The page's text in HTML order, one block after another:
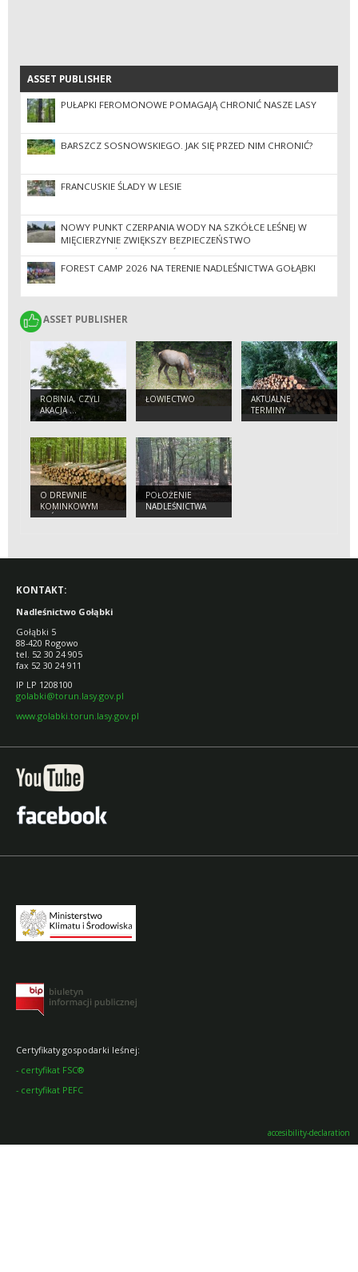
ASSET PUBLISHER
ASSET PUBLISHER
PUŁAPKI FEROMONOWE POMAGAJĄ CHRONIĆ NASZE LASY
BARSZCZ SOSNOWSKIEGO. JAK SIĘ PRZED NIM CHRONIĆ?
FRANCUSKIE ŚLADY W LESIE
NOWY PUNKT CZERPANIA WODY NA SZKÓŁCE LEŚNEJ W
MIĘCIERZYNIE ZWIĘKSZY BEZPIECZEŃSTWO
PRZECIWPOŻAROWE LASÓW
FOREST CAMP 2026 NA TERENIE NADLEŚNICTWA GOŁĄBKI
ASSET PUBLISHER
ASSET PUBLISHER
ROBINIA, CZYLI
AKACJA …
ŁOWIECTWO
AKTUALNE
TERMINY
SPRZEDAŻY
O DREWNIE
KOMINKOWYM
SŁÓW KILKA
POŁOŻENIE
NADLEŚNICTWA
KONTAKT:
Nadleśnictwo Gołąbki
Gołąbki 5
88-420 Rogowo
tel. 52 30 24 905
fax 52 30 24 911
IP LP 1208100
golabki@torun.lasy.gov.pl
www.golabki.torun.lasy.gov.pl
Certyfikaty gospodarki leśnej:
- certyfikat FSC®
- certyfikat PEFC
accesibility-declaration